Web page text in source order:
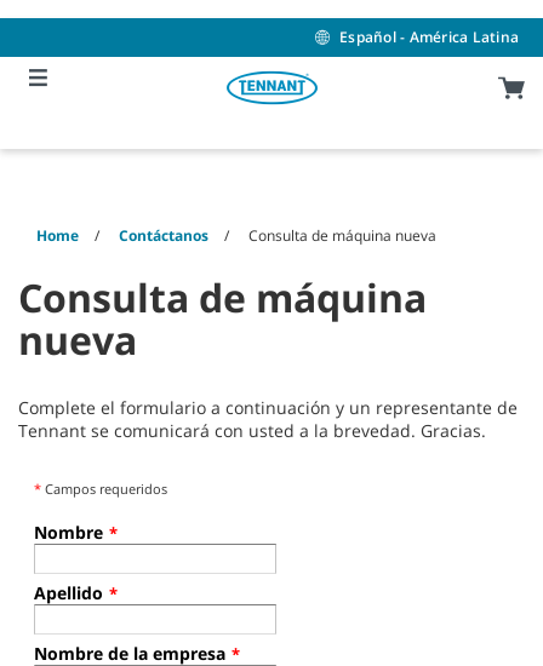
content
navigation
menu
Español - América Latina
Home Contáctanos Consulta de máquina nueva
Consulta de máquina
nueva
Complete el formulario a continuación y un representante de
Tennant se comunicará con usted a la brevedad. Gracias.
* Campos requeridos
Nombre *
Apellido *
Nombre de la empresa *